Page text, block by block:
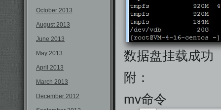
October 2013
August 2013
June 2013
May 2013
April 2013
March 2013
December 2012
数据盘挂载成功
附：
mv命令